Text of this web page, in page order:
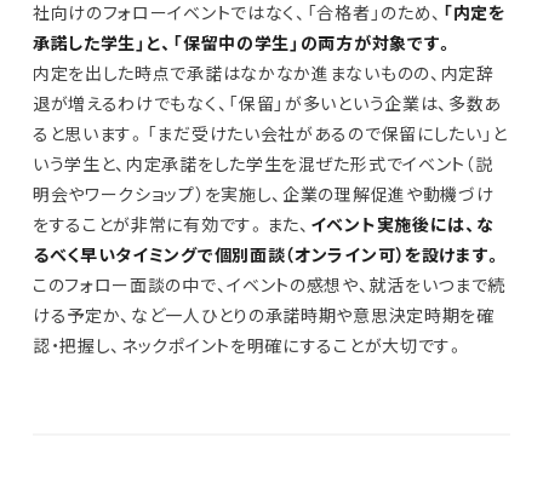
社向けのフォローイベントではなく、「合格者」のため、 「内定を
承諾した学生」と、「保留中の学生」の両方が対象です。
内定を出した時点で承諾はなかなか進まないものの、内定辞
退が増えるわけでもなく、「保留」が多いという企業は、多数あ
ると思います。「まだ受けたい会社があるので保留にしたい」と
いう学生と、内定承諾をした学生を混ぜた形式でイベント（説
明会やワークショップ）を実施し、企業の理解促進や動機づけ
をすることが非常に有効です。また、 イベント実施後には、な
るべく早いタイミングで個別面談（オンライン可）を設けます。
このフォロー面談の中で、イベントの感想や、就活をいつまで続
ける予定か、など一人ひとりの承諾時期や意思決定時期を確
認・把握し、ネックポイントを明確にすることが大切です。